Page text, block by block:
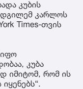
კუბის
კარლოს
Times-თვის
კუბა
იმიტომ, რომ ის